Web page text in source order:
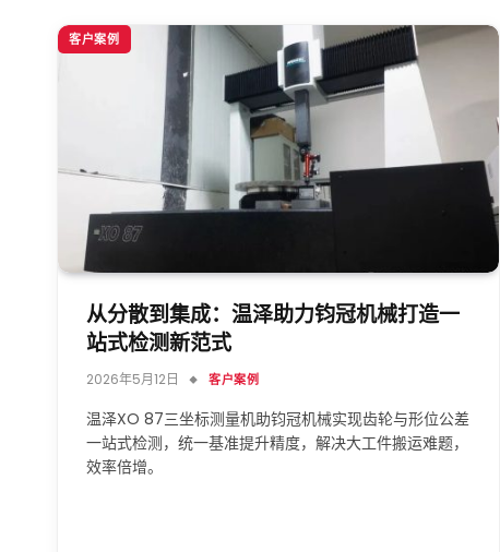
客户案例
从分散到集成：温泽助力钧冠机械打造一
站式检测新范式
2026年5月12日 客户案例
温泽XO 87三坐标测量机助钧冠机械实现齿轮与形位公差
一站式检测，统一基准提升精度，解决大工件搬运难题，
效率倍增。